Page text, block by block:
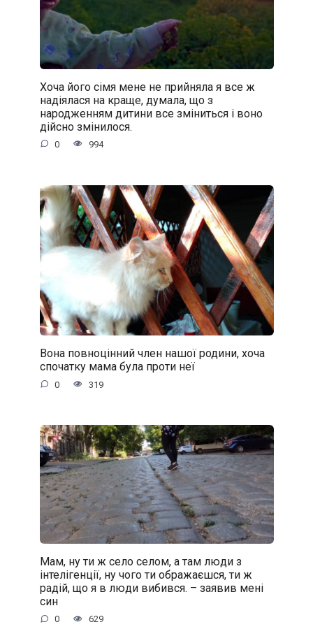
Хоча його сімя мене не прийняла я все ж
надіялася на краще, думала, що з
народженням дитини все зміниться і воно
дійсно змінилося.
0 994
Вона повноцінний член нашої родини, хоча
спочатку мама була проти неї
0 319
Мам, ну ти ж село селом, а там люди з
інтелігенції, ну чого ти ображаєшся, ти ж
радій, що я в люди вибився. – заявив мені
син
0 629